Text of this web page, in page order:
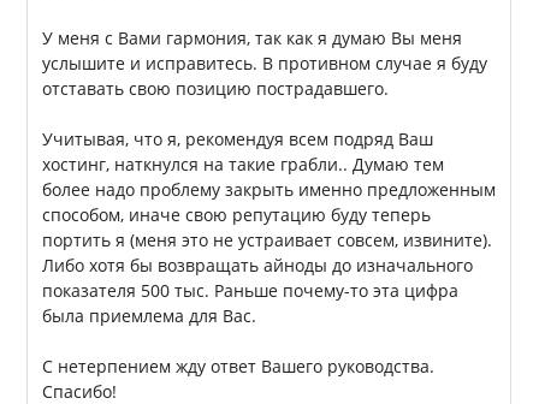
У меня с Вами гармония, так как я думаю Вы меня
услышите и исправитесь. В противном случае я буду
отставать свою позицию пострадавшего.
Учитывая, что я, рекомендуя всем подряд Ваш
хостинг, наткнулся на такие грабли.. Думаю тем
более надо проблему закрыть именно предложенным
способом, иначе свою репутацию буду теперь
портить я (меня это не устраивает совсем, извините).
Либо хотя бы возвращать айноды до изначального
показателя 500 тыс. Раньше почему-то эта цифра
была приемлема для Вас.
С нетерпением жду ответ Вашего руководства.
Спасибо!